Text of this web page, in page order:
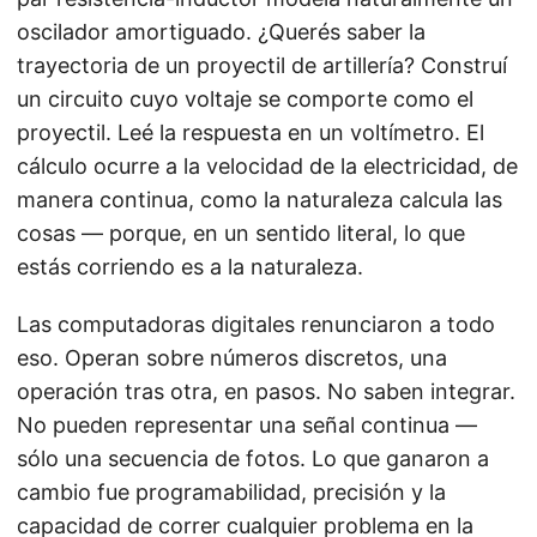
oscilador amortiguado. ¿Querés saber la
trayectoria de un proyectil de artillería? Construí
un circuito cuyo voltaje se comporte como el
proyectil. Leé la respuesta en un voltímetro. El
cálculo ocurre a la velocidad de la electricidad, de
manera continua, como la naturaleza calcula las
cosas — porque, en un sentido literal, lo que
estás corriendo es a la naturaleza.
Las computadoras digitales renunciaron a todo
eso. Operan sobre números discretos, una
operación tras otra, en pasos. No saben integrar.
No pueden representar una señal continua —
sólo una secuencia de fotos. Lo que ganaron a
cambio fue programabilidad, precisión y la
capacidad de correr cualquier problema en la